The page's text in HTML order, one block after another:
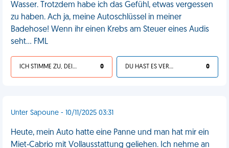
Wasser. Trotzdem habe ich das Gefühl, etwas vergessen
zu haben. Ach ja, meine Autoschlüssel in meiner
Badehose! Wenn ihr einen Krebs am Steuer eines Audis
seht... FML
ICH STIMME ZU, DEIN LEBEN IST SCHEISSE 0 DU HAST ES VERDIENT 0
Unter Sapoune - 10/11/2025 03:31
Heute, mein Auto hatte eine Panne und man hat mir ein
Miet‑Cabrio mit Vollausstattung geliehen. Ich nehme an